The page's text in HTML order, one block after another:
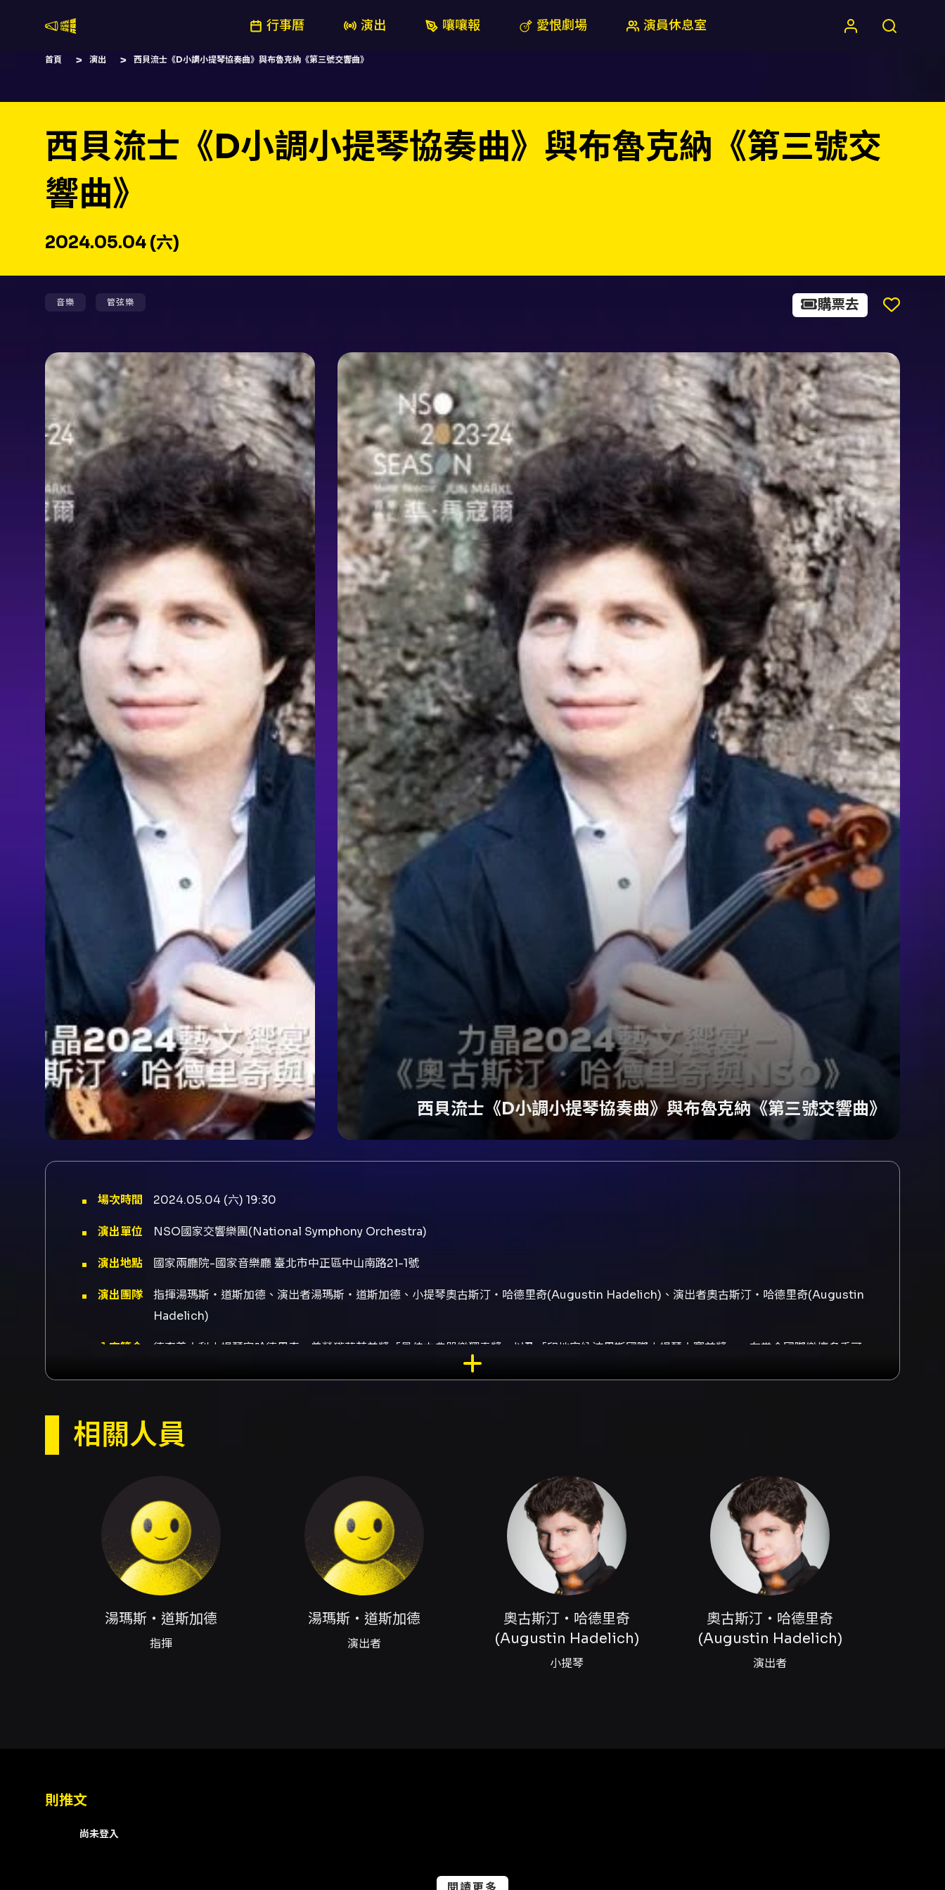
行事曆 演出 嚷嚷報 愛恨劇場 演員休息室
首頁 演出 西貝流士《D小調小提琴協奏曲》與布魯克納《第三號交響曲》
西貝流士《D小調小提琴協奏曲》與布魯克納《第三號交
響曲》
2024.05.04 (六)
音樂 管弦樂 購票去
西貝流士《D小調小提琴協奏曲》與布魯克納《第三號交響曲》
場次時間 2024.05.04 (六) 19:30
演出單位 NSO國家交響樂團(National Symphony Orchestra)
演出地點 國家兩廳院-國家音樂廳 臺北市中正區中山南路21-1號
演出團隊
指揮湯瑪斯‧道斯加德、演出者湯瑪斯‧道斯加德、小提琴奧古斯汀‧哈德里奇(Augustin Hadelich)、演出者奧古斯汀‧哈德里奇(Augustin
Hadelich)
內容簡介
德裔義大利小提琴家哈德里奇，曾榮獲葛萊美獎「最佳古典器樂獨奏獎」以及「印地安納波里斯國際小提琴大賽首獎」，在當今國際樂壇炙手可
熱。他的演奏曲目廣泛，技巧精湛，音色絢爛，具有牽動人心獨特魅力，西貝流士《D小調小提琴協奏曲》更是他的拿手曲目。
克納音樂精髓。
小提琴／奧古斯汀‧哈德里奇
Thomas Dausgaard, conductor
Augustin Hadelich, violin
西貝流士：D小調小提琴協奏曲，作品47
布魯克納：第三號交響曲
相關人員
湯瑪斯‧道斯加德
指揮
湯瑪斯‧道斯加德
演出者
奧古斯汀‧哈德里奇
(Augustin Hadelich)
小提琴
奧古斯汀‧哈德里奇
(Augustin Hadelich)
演出者
則推文
尚未登入